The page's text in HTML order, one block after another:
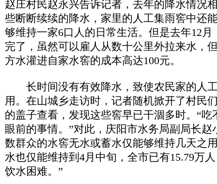
赵庄村民赵永兴告诉记者，去年的降水情况
些断断续续的降水，家里的人工集雨窖中还
够维持一家6口人的日常生活。但是去年12
完了，虽然可以雇人从数十公里外拉来水，
方水灌进自家水窖的成本高达100元。
长时间没有有效降水，致使农民家的人
用。在山城乡走访时，记者随机掀开了村民
的盖子查看，发现这些窖早已干涸多时。“吃
眼前的事情。”对此，庆阳市水务局副局长赵
数群众的水窖无水或蓄水仅能够维持几天之
水也仅能维持到4月中旬，全市已有15.79万
饮水困难。”